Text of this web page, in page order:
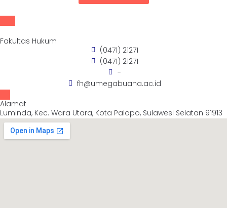
Fakultas Hukum
(0471) 21271
(0471) 21271
-
fh@umegabuana.ac.id
Alamat
Luminda, Kec. Wara Utara, Kota Palopo, Sulawesi Selatan 91913